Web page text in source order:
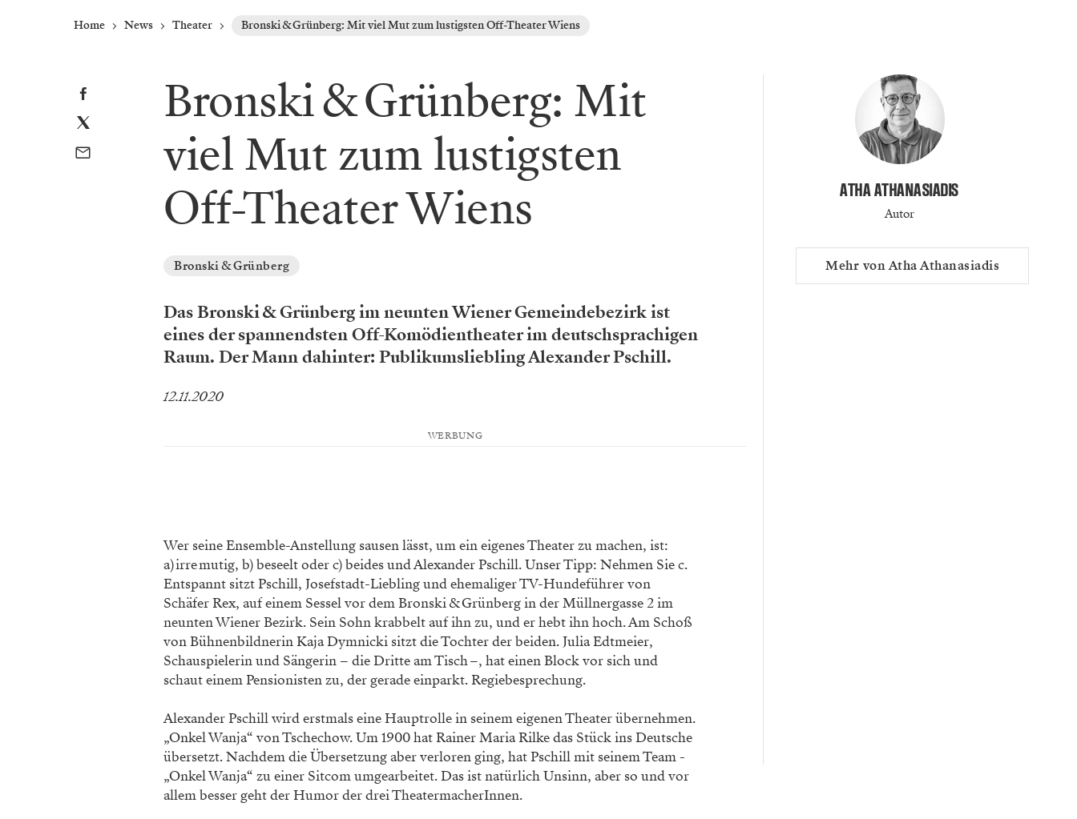
Home News Theater Bronski & Grünberg: Mit viel Mut zum lustigsten Off-Theater Wiens
Bronski & Grünberg: Mit
viel Mut zum lustigsten
Off-Theater Wiens
Bronski & Grünberg
Das Bronski & ­Grünberg im neunten Wiener Gemeindebezirk ist
eines der spannendsten Off-Komödientheater im deutschsprachigen
Raum. Der Mann dahinter: Publikumsliebling Alexander Pschill.
12.11.2020
WERBUNG
Wer seine Ensemble-­Anstellung sausen lässt, um ein eigenes Theater zu ­machen, ist:
a) irre mutig, b) beseelt oder c) beides und Alexander Pschill. Unser Tipp: Nehmen Sie c.
Entspannt sitzt Pschill, Josefstadt-Liebling und ehemaliger TV-Hundeführer von
Schäfer Rex, auf einem Sessel vor dem Bronski & Grünberg in der Müllnergasse 2 im
neunten Wiener Bezirk. Sein Sohn krabbelt auf ihn zu, und er hebt ihn hoch. Am Schoß
von Bühnenbildnerin Kaja Dymnicki sitzt die Tochter der beiden. Julia Edtmeier,
Schauspie­lerin und Sängerin – die Dritte am Tisch –, hat einen Block vor sich und
schaut einem Pensionisten zu, der gerade einparkt. Regiebesprechung.
Alexander Pschill wird erstmals eine Hauptrolle in seinem eigenen Theater übernehmen.
„Onkel Wanja“ von Tschechow. Um 1900 hat Rainer Maria Rilke das Stück ins Deutsche
übersetzt. Nachdem die Übersetzung aber ver­loren ging, hat Pschill mit seinem Team ­
„Onkel Wanja“ zu einer Sitcom umgearbeitet. Das ist natürlich Unsinn, aber so und vor
allem besser geht der Humor der drei TheatermacherInnen.
ATHA ATHANASIADIS
Autor
Mehr von Atha Athanasiadis